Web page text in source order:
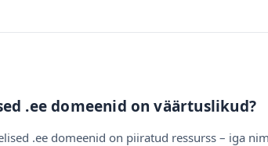
.ee domeenid on väärtuslikud?
.ee domeenid on piiratud ressurss – iga